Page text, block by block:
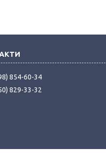
854-60-34
829-33-32